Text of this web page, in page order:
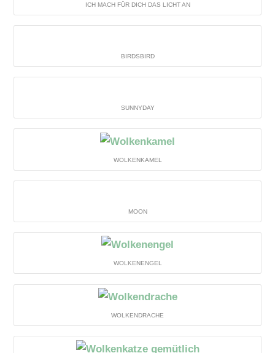
ICH MACH FÜR DICH DAS LICHT AN
BIRDSBIRD
SUNNYDAY
WOLKENKAMEL
MOON
WOLKENENGEL
WOLKENDRACHE